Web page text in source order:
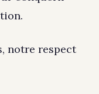
notre respect